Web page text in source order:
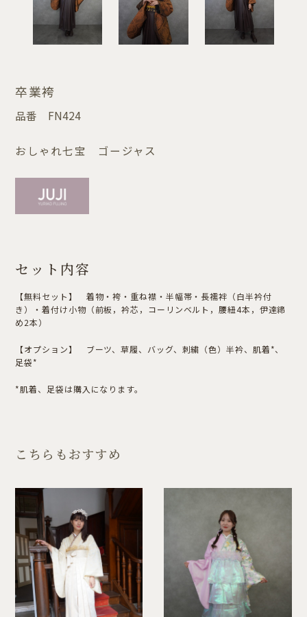
卒業袴
品番 FN424
おしゃれ七宝 ゴージャス
セット内容
【無料セット】 着物・袴・重ね襟・半幅帯・長襦袢（白半衿付
き）・着付け小物（前板，衿芯，コーリンベルト，腰紐4本，伊達締
め2本）
【オプション】 ブーツ、草履、バッグ、刺繍（色）半衿、肌着*、
足袋*
*肌着、足袋は購入になります。
こちらもおすすめ